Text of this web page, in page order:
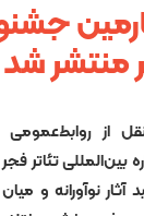
منتشر شد
از روابط‌عمومی
تئاتر فجر
نوآورانه و